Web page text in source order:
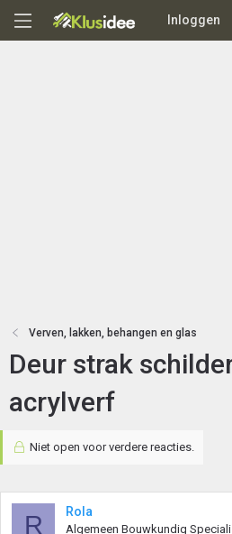
Inloggen
Verven, lakken, behangen en glas
Deur strak
acrylverf
Niet open voor verdere reacties.
R Rola
Algemeen Bouwkundig